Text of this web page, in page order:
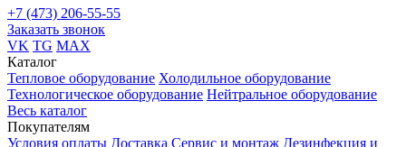
+7 (473) 206-55-55
Заказать звонок
VK TG MAX
Каталог
Тепловое оборудование Холодильное оборудование
Технологическое оборудование Нейтральное оборудование
Весь каталог
Покупателям
Условия оплаты Доставка Сервис и монтаж Дезинфекция и